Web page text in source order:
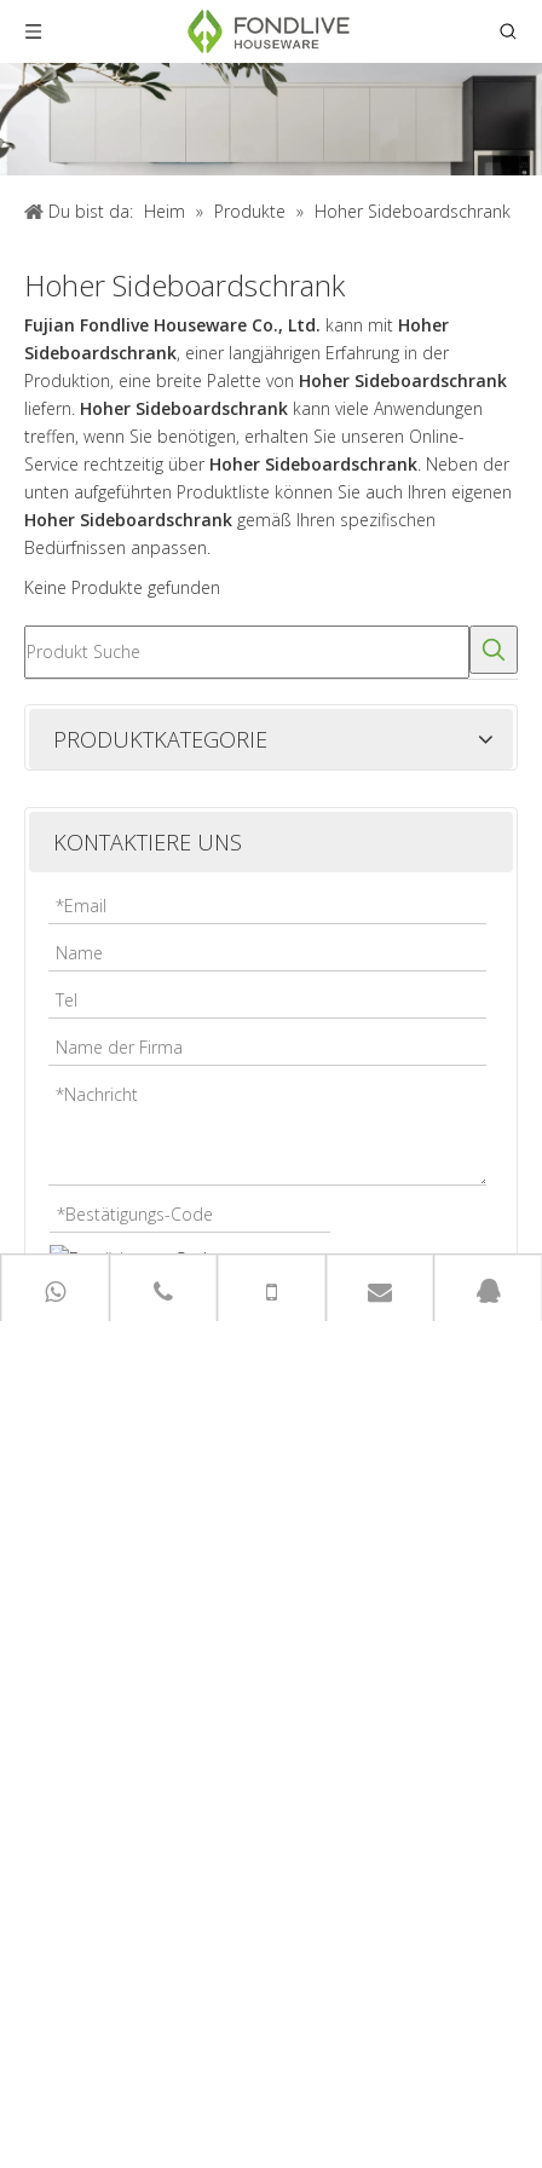
Du bist da: Heim » Produkte » Hoher Sideboardschrank
Hoher Sideboardschrank
Fujian Fondlive Houseware Co., Ltd. kann mit Hoher
Sideboardschrank, einer langjährigen Erfahrung in der
Produktion, eine breite Palette von Hoher Sideboardschrank
liefern. Hoher Sideboardschrank kann viele Anwendungen
treffen, wenn Sie benötigen, erhalten Sie unseren Online-
Service rechtzeitig über Hoher Sideboardschrank. Neben der
unten aufgeführten Produktliste können Sie auch Ihren eigenen
Hoher Sideboardschrank gemäß Ihren spezifischen
Bedürfnissen anpassen.
Keine Produkte gefunden
PRODUKTKATEGORIE
KONTAKTIERE UNS